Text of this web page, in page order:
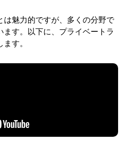
は魅力的ですが、多くの分野で
ます。以下に、プライベートラ
す。